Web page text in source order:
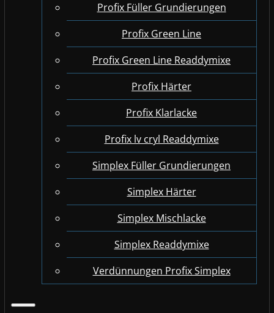
Profix Füller Grundierungen
Profix Green Line
Profix Green Line Readdymixe
Profix Härter
Profix Klarlacke
Profix lv cryl Readdymixe
Simplex Füller Grundierungen
Simplex Härter
Simplex Mischlacke
Simplex Readdymixe
Verdünnungen Profix Simplex